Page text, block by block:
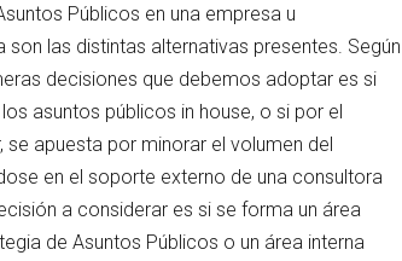
Públicos en una empresa u
las distintas alternativas presentes. Según
decisiones que debemos adoptar es si
asuntos públicos in house, o si por el
apuesta por minorar el volumen del
en el soporte externo de una consultora
a considerar es si se forma un área
de Asuntos Públicos o un área interna